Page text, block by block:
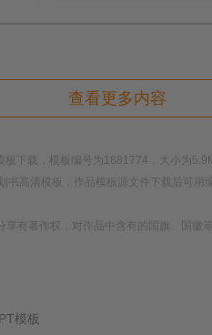
查看更多内容
板下载，模板编号为1881774，大小为
高清模板，作品模板源文件下载后可用
享有著作权，对作品中含有的国旗、国徽
模板